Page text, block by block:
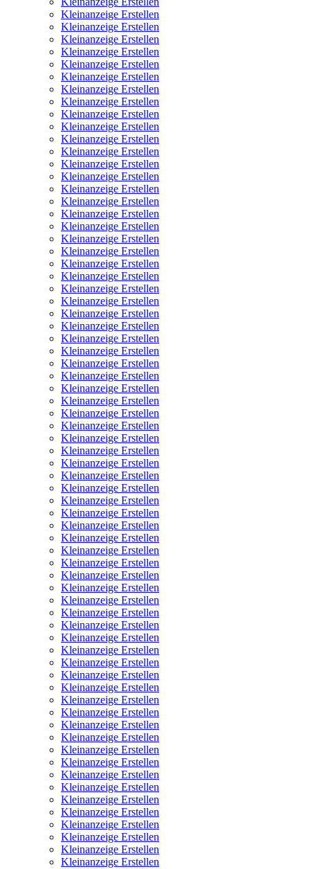
Kleinanzeige Erstellen
Kleinanzeige Erstellen
Kleinanzeige Erstellen
Kleinanzeige Erstellen
Kleinanzeige Erstellen
Kleinanzeige Erstellen
Kleinanzeige Erstellen
Kleinanzeige Erstellen
Kleinanzeige Erstellen
Kleinanzeige Erstellen
Kleinanzeige Erstellen
Kleinanzeige Erstellen
Kleinanzeige Erstellen
Kleinanzeige Erstellen
Kleinanzeige Erstellen
Kleinanzeige Erstellen
Kleinanzeige Erstellen
Kleinanzeige Erstellen
Kleinanzeige Erstellen
Kleinanzeige Erstellen
Kleinanzeige Erstellen
Kleinanzeige Erstellen
Kleinanzeige Erstellen
Kleinanzeige Erstellen
Kleinanzeige Erstellen
Kleinanzeige Erstellen
Kleinanzeige Erstellen
Kleinanzeige Erstellen
Kleinanzeige Erstellen
Kleinanzeige Erstellen
Kleinanzeige Erstellen
Kleinanzeige Erstellen
Kleinanzeige Erstellen
Kleinanzeige Erstellen
Kleinanzeige Erstellen
Kleinanzeige Erstellen
Kleinanzeige Erstellen
Kleinanzeige Erstellen
Kleinanzeige Erstellen
Kleinanzeige Erstellen
Kleinanzeige Erstellen
Kleinanzeige Erstellen
Kleinanzeige Erstellen
Kleinanzeige Erstellen
Kleinanzeige Erstellen
Kleinanzeige Erstellen
Kleinanzeige Erstellen
Kleinanzeige Erstellen
Kleinanzeige Erstellen
Kleinanzeige Erstellen
Kleinanzeige Erstellen
Kleinanzeige Erstellen
Kleinanzeige Erstellen
Kleinanzeige Erstellen
Kleinanzeige Erstellen
Kleinanzeige Erstellen
Kleinanzeige Erstellen
Kleinanzeige Erstellen
Kleinanzeige Erstellen
Kleinanzeige Erstellen
Kleinanzeige Erstellen
Kleinanzeige Erstellen
Kleinanzeige Erstellen
Kleinanzeige Erstellen
Kleinanzeige Erstellen
Kleinanzeige Erstellen
Kleinanzeige Erstellen
Kleinanzeige Erstellen
Kleinanzeige Erstellen